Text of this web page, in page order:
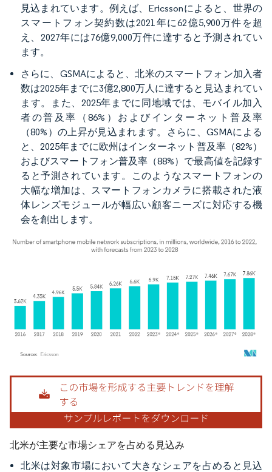
見込まれています。例えば、Ericssonによると、世界の
スマートフォン契約数は2021年に62億5,900万件を超
え、2027年には76億9,000万件に達すると予測されてい
ます。
さらに、GSMAによると、北米のスマートフォン加入者
数は2025年までに3億2,800万人に達すると見込まれてい
ます。また、2025年までに同地域では、モバイル加入
者の普及率（86%）およびインターネット普及率
（80%）の上昇が見込まれます。さらに、GSMAによる
と、2025年までに欧州はインターネット普及率（82%）
およびスマートフォン普及率（88%）で最高値を記録す
ると予測されています。このようなスマートフォンの
大幅な増加は、スマートフォンカメラに搭載された液
体レンズモジュールが幅広い顧客ニーズに対応する機
会を創出します。
画像 © Mordor Intelligence。再利用にはCC BY 4.0の表示が必要です。
北米が主要な市場シェアを占める見込み
北米は対象市場において大きなシェアを占めると見込